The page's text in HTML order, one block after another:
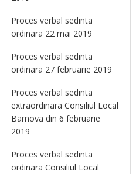
Proces verbal sedinta
ordinara 22 mai 2019
Proces verbal sedinta
ordinara 27 februarie 2019
Proces verbal sedinta
extraordinara Consiliul Local
Barnova din 6 februarie
2019
Proces verbal sedinta
ordinara Consiliul Local